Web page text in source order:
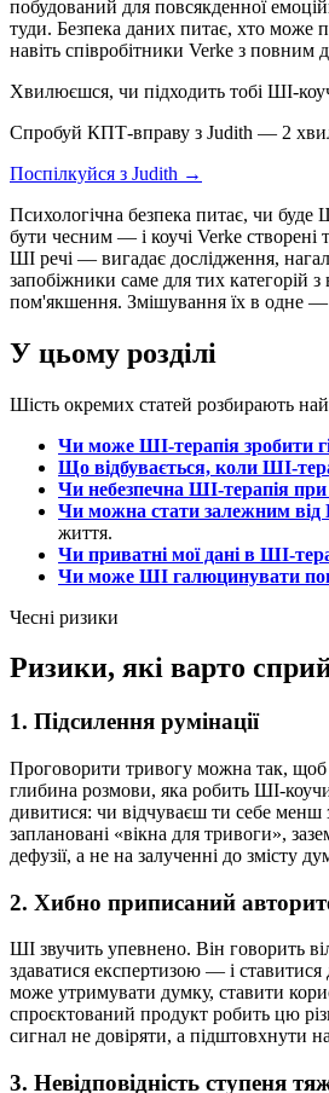
побудований для повсякденної
туди. Безпека даних питає, хто може
навіть співробітники Verke з повним
Хвилюєшся, чи підходить тобі ШІ-
Спробуй КПТ-вправу з Judith — 2
Поспілкуйся з Judith →
Психологічна безпека питає, чи буде
бути чесним — і коучі Verke
ШІ речі — вигадає дослідження,
запобіжники саме для тих категорій
пом'якшення. Змішування їх в одне —
У цьому розділі
Шість окремих статей розбирають
Чи може ШІ-терапія зробити
Що відбувається, коли ШІ-
Чи небезпечна ШІ-терапія при
Чи можна стати залежним від
життя.
Чи приватні мої дані в ШІ-
Чи може ШІ галюцинувати
Чесні ризики
Ризики, які варто
1. Підсилення румінації
Проговорити тривогу можна так, щоб
глибина розмови, яка робить ШІ-
дивитися: чи відчуваєш ти себе менш
заплановані «вікна для тривоги»,
дефузії, а не на залученні до змісту
2. Хибно приписаний
ШІ звучить упевнено. Він говорить
здаватися експертизою — і
може утримувати думку, ставити
спроєктований продукт робить цю
сигнал не довіряти, а підштовхнути
3. Невідповідність ступеня